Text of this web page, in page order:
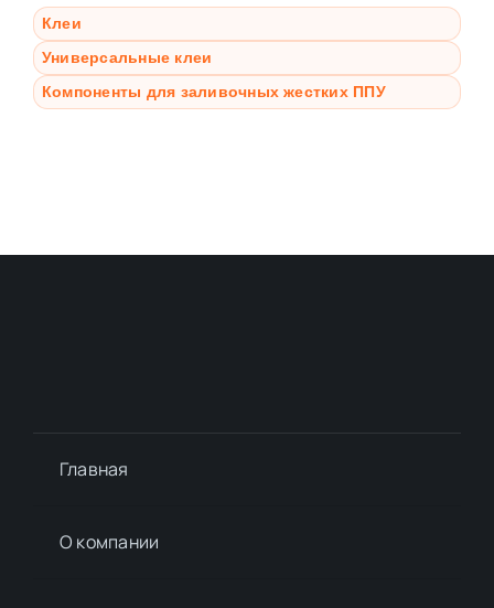
Клеи
Универсальные клеи
Компоненты для заливочных жестких ППУ
Главная
О компании